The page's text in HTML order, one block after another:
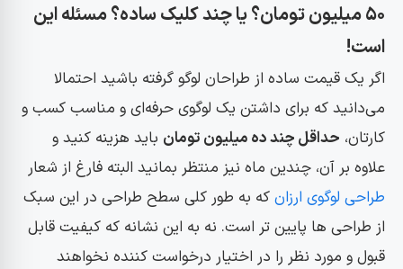
۵۰ میلیون تومان؟ یا چند کلیک ساده؟ مسئله این
است!
اگر یک قیمت ساده از طراحان لوگو گرفته ‌باشید احتمالا
می‌دانید که برای داشتن یک لوگوی حرفه‌ای و مناسب کسب و
کارتان، حداقل چند ده میلیون تومان باید هزینه کنید و
علاوه بر آن،‌ چندین ماه نیز منتظر بمانید البته فارغ از شعار
طراحی لوگوی ارزان که به طور کلی سطح طراحی در این سبک
از طراحی ها پایین تر است. نه به این نشانه که کیفیت قابل
قبول و مورد نظر را در اختیار درخواست کننده نخواهند